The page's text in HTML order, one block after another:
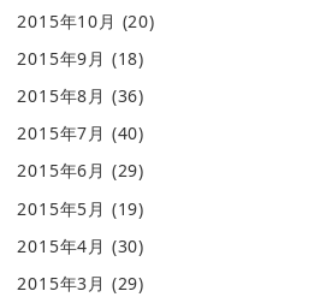
2015年10月 (20)
2015年9月 (18)
2015年8月 (36)
2015年7月 (40)
2015年6月 (29)
2015年5月 (19)
2015年4月 (30)
2015年3月 (29)